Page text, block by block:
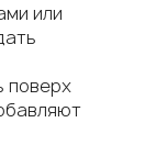
или
поверх